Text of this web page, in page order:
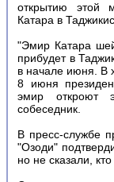
открытию этой
Катара в
"Эмир Катара
прибудет в
в начале июня. В
8 июня
эмир откроют
собеседник.
В пресс-службе
"Озоди"
но не сказали,